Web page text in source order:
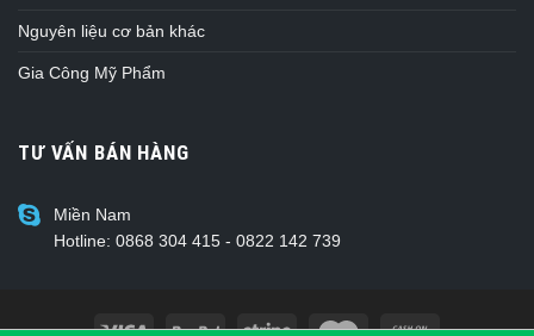
Nguyên liệu cơ bản khác
Gia Công Mỹ Phẩm
TƯ VẤN BÁN HÀNG
Miền Nam
Hotline: 0868 304 415 - 0822 142 739